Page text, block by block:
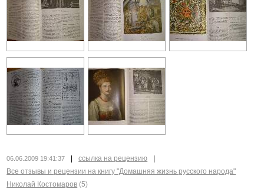
06.06.2009 19:41:37 ссылка на рецензию
Все отзывы и рецензии на книгу "Домашняя жизнь русского народа"
Николай Костомаров (5)